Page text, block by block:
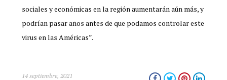
sociales y económicas en la región aumentarán aún más, y
podrían pasar años antes de que podamos controlar este
virus en las Américas”.
14 septiembre, 2021